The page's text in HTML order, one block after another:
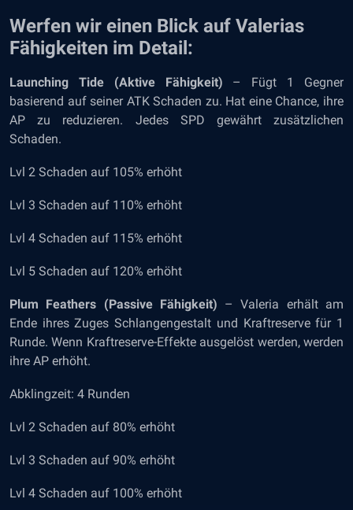
Werfen wir einen Blick auf Valerias
Fähigkeiten im Detail:
Launching Tide (Aktive Fähigkeit) – Fügt 1 Gegner
basierend auf seiner ATK Schaden zu. Hat eine Chance, ihre
AP zu reduzieren. Jedes SPD gewährt zusätzlichen
Schaden.
Lvl 2 Schaden auf 105% erhöht
Lvl 3 Schaden auf 110% erhöht
Lvl 4 Schaden auf 115% erhöht
Lvl 5 Schaden auf 120% erhöht
Plum Feathers (Passive Fähigkeit) – Valeria erhält am
Ende ihres Zuges Schlangengestalt und Kraftreserve für 1
Runde. Wenn Kraftreserve-Effekte ausgelöst werden, werden
ihre AP erhöht.
Abklingzeit: 4 Runden
Lvl 2 Schaden auf 80% erhöht
Lvl 3 Schaden auf 90% erhöht
Lvl 4 Schaden auf 100% erhöht